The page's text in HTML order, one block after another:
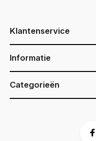
Klantenservice
Informatie
Categorieën